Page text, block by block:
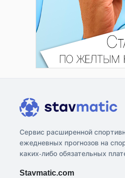
Сервис расширенной
ежедневных прогнозов на
каких-либо обязательных
Stavmatic.com